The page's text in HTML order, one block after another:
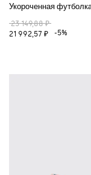
Укороченная
23 149,88 ₽
21 992,57 ₽
-5%